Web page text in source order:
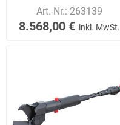
Art.-Nr.: 263139
8.568,00 € inkl. MwSt.